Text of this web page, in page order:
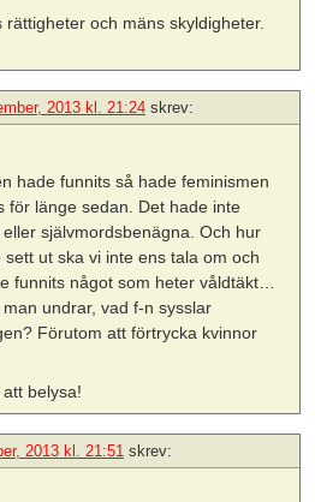
och mäns skyldigheter.
2013 kl. 21:24 skrev:
hade funnits så hade feminismen
för länge sedan. Det hade inte
självmordsbenägna. Och hur
ut ska vi inte ens tala om och
funnits något som heter våldtäkt…
undrar, vad f-n sysslar
Förutom att förtrycka kvinnor
belysa!
2013 kl. 21:51 skrev: